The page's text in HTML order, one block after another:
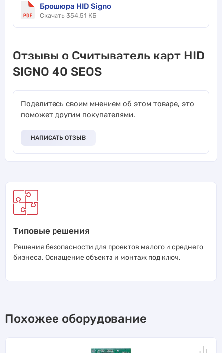
Брошюра HID Signo
Скачать 354.51 КБ
Отзывы о Считыватель карт HID
SIGNO 40 SEOS
Поделитесь своим мнением об этом товаре, это
поможет другим покупателями.
НАПИСАТЬ ОТЗЫВ
Типовые решения
Решения безопасности для проектов малого и среднего
бизнеса. Оснащение объекта и монтаж под ключ.
Похожее оборудование